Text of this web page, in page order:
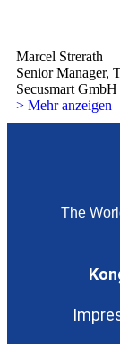
Marcel Strerath
Senior Manager,
Secusmart
> Mehr anzeigen
The